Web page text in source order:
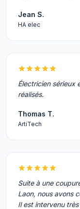
Jean S.
HA elec
Électricien sérieux
réalisés.
Thomas T.
ArtiTech
Suite à une
Laon, nous avons
Il est intervenu